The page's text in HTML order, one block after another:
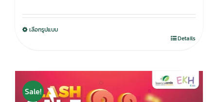
was:
750.00฿.
is:
เลือกรูปแบบ
Details
Sale!